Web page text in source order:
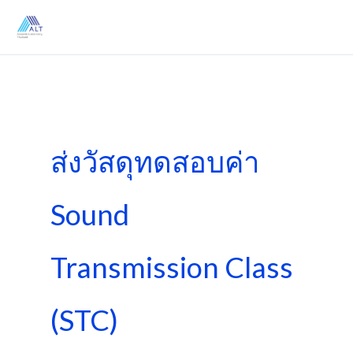
content
ส่งวัสดุทดสอบค่า
Sound
Transmission Class
(STC)